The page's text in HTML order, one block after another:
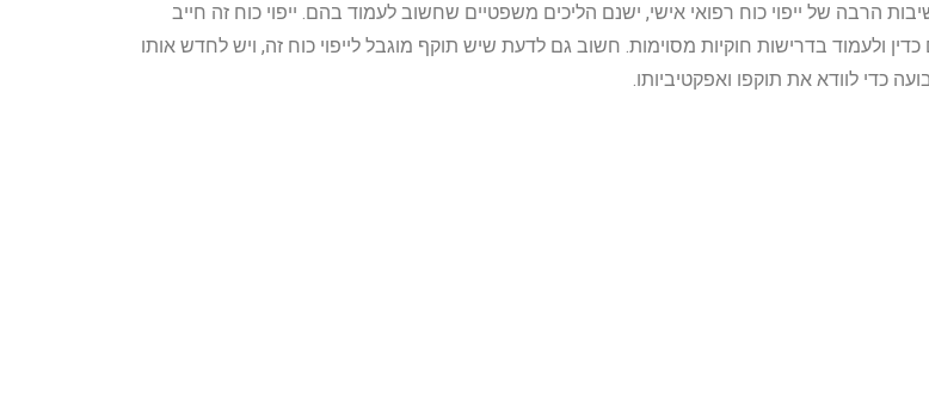
הרבה של ייפוי כוח רפואי אישי, ישנם הליכים משפטיים שחשוב לעמוד בהם. ייפוי כוח זה חייב
כדין ולעמוד בדרישות חוקיות מסוימות. חשוב גם לדעת שיש תוקף מוגבל לייפוי כוח זה, ויש לחדש אותו
כדי לוודא את תוקפו ואפקטיביותו.